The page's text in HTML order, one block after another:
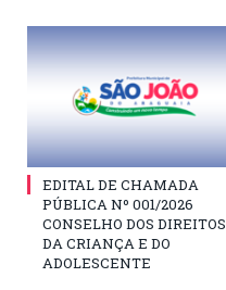
EDITAL DE CHAMADA
PÚBLICA Nº 001/2026
CONSELHO DOS DIREITOS
DA CRIANÇA E DO
ADOLESCENTE